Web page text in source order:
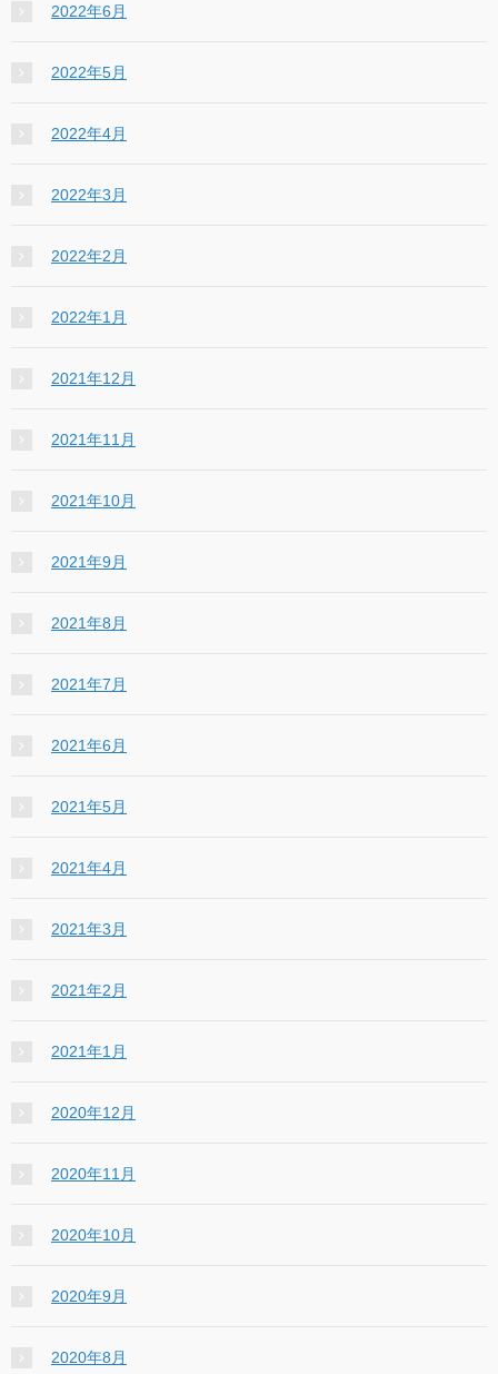
2022年6月
2022年5月
2022年4月
2022年3月
2022年2月
2022年1月
2021年12月
2021年11月
2021年10月
2021年9月
2021年8月
2021年7月
2021年6月
2021年5月
2021年4月
2021年3月
2021年2月
2021年1月
2020年12月
2020年11月
2020年10月
2020年9月
2020年8月